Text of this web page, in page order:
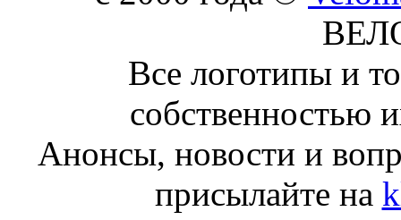
Все логотипы и
собственностью
Анонсы, новости и
присылайте на